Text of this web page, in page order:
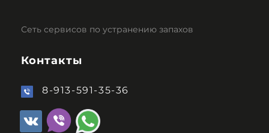
Сеть сервисов по устранению запахов
Контакты
8-913-591-35-36